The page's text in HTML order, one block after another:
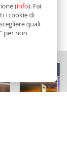
(info). Fai
i cookie di
quali
per non